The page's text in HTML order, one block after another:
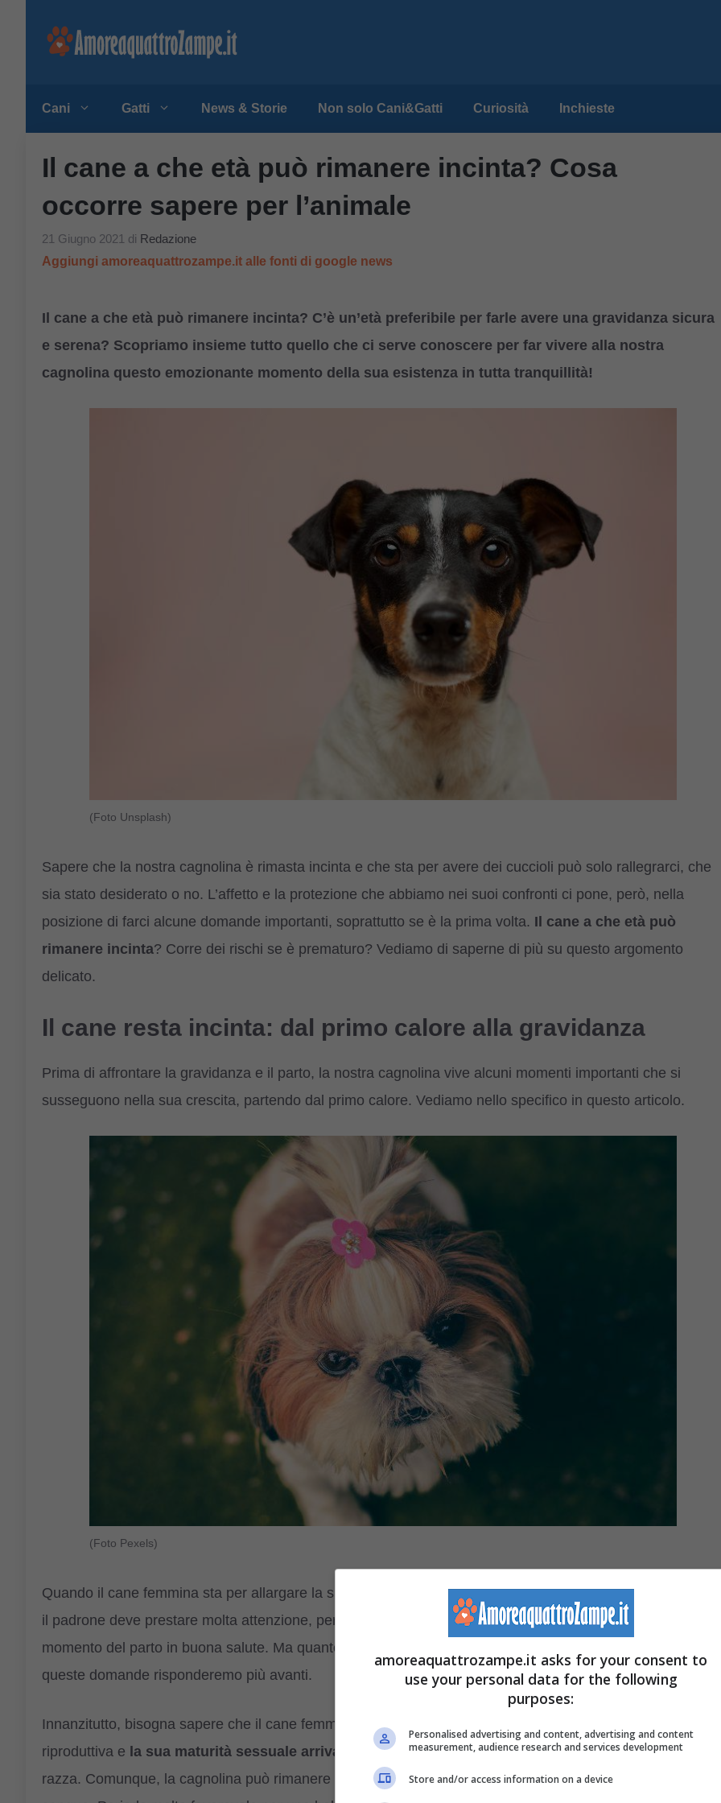
Cani Gatti News & Storie Non solo Cani&Gatti Curiosità Inchieste
Il cane a che età può rimanere incinta? Cosa
occorre sapere per l’animale
21 Giugno 2021 di Redazione
Aggiungi amoreaquattrozampe.it alle fonti di google news
Il cane a che età può rimanere incinta? C’è un’età preferibile per farle avere una gravidanza sicura
e serena? Scopriamo insieme tutto quello che ci serve conoscere per far vivere alla nostra
cagnolina questo emozionante momento della sua esistenza in tutta tranquillità!
(Foto Unsplash)
Sapere che la nostra cagnolina è rimasta incinta e che sta per avere dei cuccioli può solo rallegrarci, che
sia stato desiderato o no. L’affetto e la protezione che abbiamo nei suoi confronti ci pone, però, nella
posizione di farci alcune domande importanti, soprattutto se è la prima volta. Il cane a che età può
rimanere incinta? Corre dei rischi se è prematuro? Vediamo di saperne di più su questo argomento
delicato.
Il cane resta incinta: dal primo calore alla gravidanza
Prima di affrontare la gravidanza e il parto, la nostra cagnolina vive alcuni momenti importanti che si
susseguono nella sua crescita, partendo dal primo calore. Vediamo nello specifico in questo articolo.
(Foto Pexels)
Quando il cane femmina sta per allargare la sua (e anche la nostra) famiglia, presenta diversi sintomi a
il padrone deve prestare molta attenzione, per
monitorare bene la sua gravidanzain modo da portarla
momento del parto in buona salute. Ma quanto dura? Come si può gestire al meglio la situazione? A
queste domande risponderemo più avanti.
Innanzitutto, bisogna sapere che il cane femmina va in calore una sola volta durante la stagione
riproduttiva e la sua maturità sessuale arriva tra i 7 e i 9 mesi. Il tempo può variare a seconda della
razza. Comunque, la cagnolina può rimanere incintanella fase dell’estro, fase in cui inizia a perdere il
amoreaquattrozampe.it asks for your consent to
use your personal data for the following
purposes:
Personalised advertising and content, advertising and content
measurement, audience research and services development
Store and/or access information on a device